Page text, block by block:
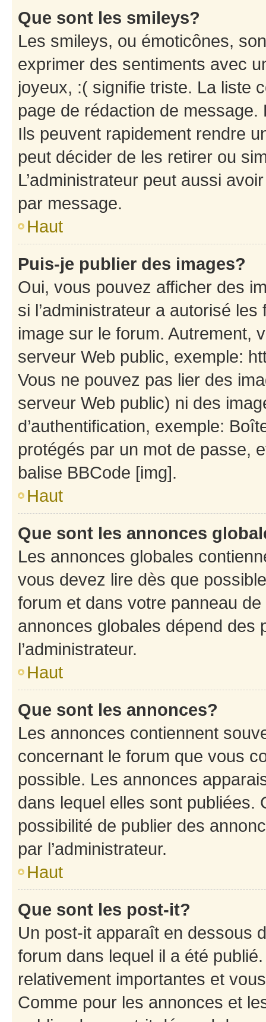
Que sont les smileys?
Les smileys, ou émoticônes,
exprimer des sentiments avec
joyeux, :( signifie triste. La liste
page de rédaction de
Ils peuvent rapidement rendre
peut décider de les retirer ou
L’administrateur peut aussi
par message.
Haut
Puis-je publier des images?
Oui, vous pouvez afficher des
si l’administrateur a autorisé
image sur le forum. Autrement,
serveur Web public, exemple:
Vous ne pouvez pas lier des
serveur Web public) ni des
d’authentification, exemple:
protégés par un mot de passe,
balise BBCode [img].
Haut
Que sont les annonces
Les annonces globales
vous devez lire dès que
forum et dans votre panneau
annonces globales dépend des
l’administrateur.
Haut
Que sont les annonces?
Les annonces contiennent
concernant le forum que vous
possible. Les annonces
dans lequel elles sont publiées.
possibilité de publier des
par l’administrateur.
Haut
Que sont les post-it?
Un post-it apparaît en dessous
forum dans lequel il a été
relativement importantes et
Comme pour les annonces et